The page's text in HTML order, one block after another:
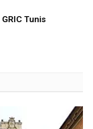
Tunis